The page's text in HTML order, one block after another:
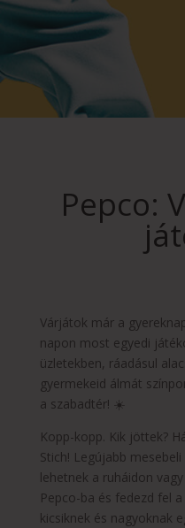
Pepco:
Várjátok már a
napon most egyedi
üzletekben, ráadásul
gyermekeid álmát
a szabadtér! ☀️
Kopp-kopp. Kik jöttek?
Stich! Legújabb
lehetnek a ruháidon
Pepco-ba és fedezd fel
kicsiknek és nagyoknak